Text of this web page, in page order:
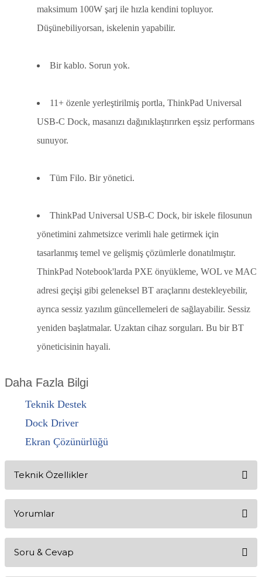
maksimum 100W şarj ile hızla kendini topluyor.
Düşünebiliyorsan, iskelenin yapabilir.
Bir kablo. Sorun yok.
11+ özenle yerleştirilmiş portla, ThinkPad Universal
USB-C Dock, masanızı dağınıklaştırırken eşsiz performans
sunuyor.
Tüm Filo. Bir yönetici.
ThinkPad Universal USB-C Dock, bir iskele filosunun
yönetimini zahmetsizce verimli hale getirmek için
tasarlanmış temel ve gelişmiş çözümlerle donatılmıştır.
ThinkPad Notebook'larda PXE önyükleme, WOL ve MAC
adresi geçişi gibi geleneksel BT araçlarını destekleyebilir,
ayrıca sessiz yazılım güncellemeleri de sağlayabilir. Sessiz
yeniden başlatmalar. Uzaktan cihaz sorguları. Bu bir BT
yöneticisinin hayali.
Daha Fazla Bilgi
Teknik Destek
Dock Driver
Ekran Çözünürlüğü
Teknik Özellikler
Yorumlar
Soru & Cevap